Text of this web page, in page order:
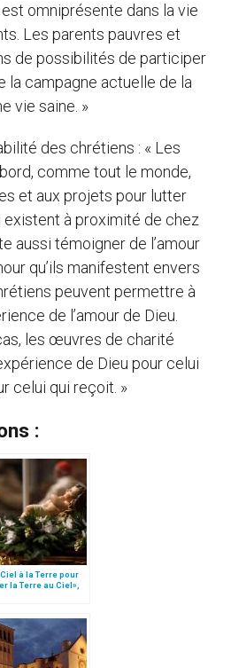
omniprésente dans la vie
Les parents pauvres et
de possibilités de participer
la campagne actuelle de la
vie saine. »
des chrétiens : « Les
comme tout le monde,
et aux projets pour lutter
à proximité de chez
aussi témoigner de l’amour
qu’ils manifestent envers
peuvent permettre à
de l’amour de Dieu.
les œuvres de charité
de Dieu pour celui
celui qui reçoit. »
:
à la Terre pour
la Terre au Ciel»,